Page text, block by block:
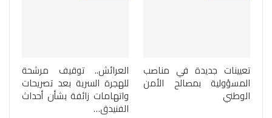
تعيينات جديدة في مناصب
المسؤولية بمصالح الأمن
الوطني
العرائش.. توقيف مرشحة
للهجرة السرية بعد تصريحات
واتهامات زائفة بشأن أحداث
الفنيدق…